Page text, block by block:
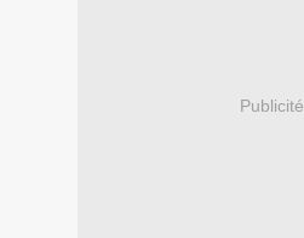
Publicité